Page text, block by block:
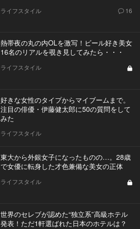
ライフスタイル 16
熱帯夜の丸の内OLを激写！ビール好き美女
16名のリアルを覗き見してみたら・・・
ライフスタイル
好きな女性のタイプからマイブームまで。
注目の俳優・伊藤健太郎に50の質問をして
みた
ライフスタイル
東大から外銀女子になったものの…。28歳
で女優に転身した才色兼備な美女の正体
ライフスタイル
世界のセレブが認めた“独立系”高級ホテル
発表！ただ1軒選ばれた日本のホテルは？